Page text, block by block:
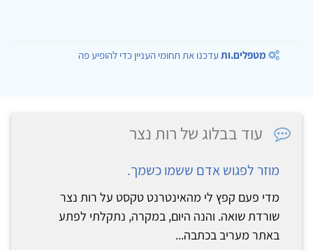
מטפלים.ותעדכנו את תחומי העניין כדי להופיע פה
עוד בבלוג של רות נצר
מוזר לפגוש אדם ששמו כשמך.
מדי פעם קפץ לי מהאינטרנט טקסט על רות נצר
שורדת שואה. והנה היום, במקרה, נתקלתי לפתע
באתר מעריב בכתבה...